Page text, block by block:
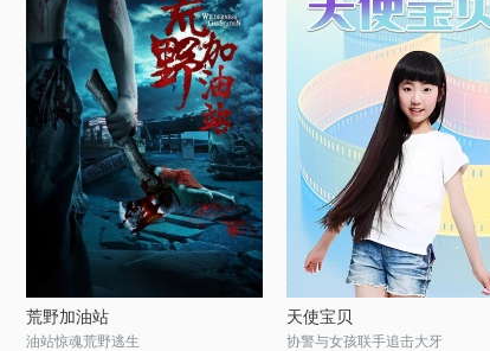
荒野加油站
油站惊魂荒野逃生
天使宝贝
协警与女孩联手追击大牙